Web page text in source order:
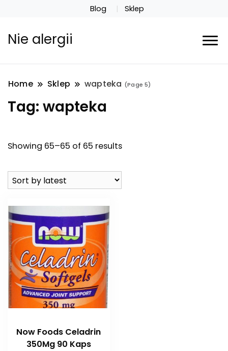
Blog Sklep
Nie alergii
Home Sklep wapteka (Page 5)
Tag: wapteka
Showing 65–65 of 65 results
Now Foods Celadrin
350Mg 90 Kaps